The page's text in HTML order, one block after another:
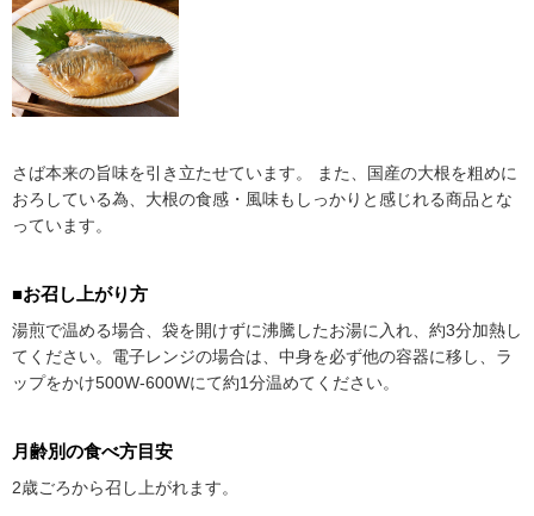
さば本来の旨味を引き立たせています。 また、国産の大根を粗めに
おろしている為、大根の食感・風味もしっかりと感じれる商品とな
っています。
■お召し上がり方
湯煎で温める場合、袋を開けずに沸騰したお湯に入れ、約3分加熱し
てください。電子レンジの場合は、中身を必ず他の容器に移し、ラ
ップをかけ500W-600Wにて約1分温めてください。
月齢別の食べ方目安
2歳ごろから召し上がれます。